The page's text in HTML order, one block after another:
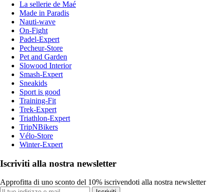
La sellerie de Maé
Made in Paradis
Nauti-wave
On-Fight
Padel-Expert
Pecheur-Store
Pet and Garden
Slowood Interior
Smash-Expert
Sneakids
Sport is good
Training-Fit
Trek-Expert
Triathlon-Expert
TripNBikers
Vélo-Store
Winter-Expert
Iscriviti alla nostra newsletter
Approfitta di uno sconto del 10% iscrivendoti alla nostra newsletter